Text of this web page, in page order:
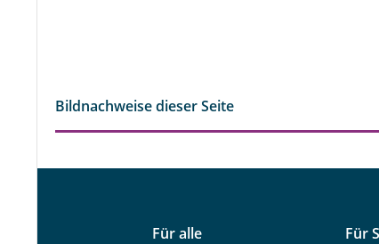
Bildnachweise dieser Seite
Für alle Für